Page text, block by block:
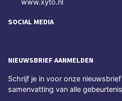
www.xyto.nl
SOCIAL MEDIA
NIEUWSBRIEF AANMELDEN
Schrijf je in voor onze
samenvatting van alle